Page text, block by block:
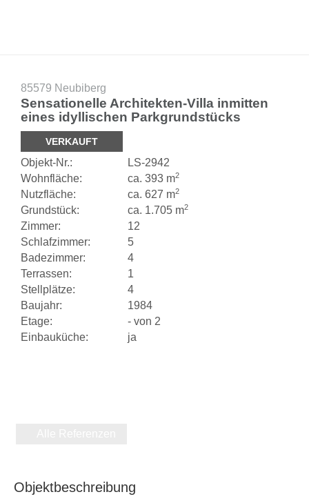
85579 Neubiberg
Sensationelle Architekten-Villa inmitten
eines idyllischen Parkgrundstücks
VERKAUFT
Objekt-Nr.: LS-2942
Wohnfläche:
ca. 393 m2
Nutzfläche: ca. 627 m2
Grundstück: ca. 1.705 m2
Zimmer:
12
Schlafzimmer:
5
Badezimmer:
4
Terrassen:
1
Stellplätze:
4
Baujahr:
1984
Etage:
- von 2
Einbauküche:
ja
Objektbeschreibung